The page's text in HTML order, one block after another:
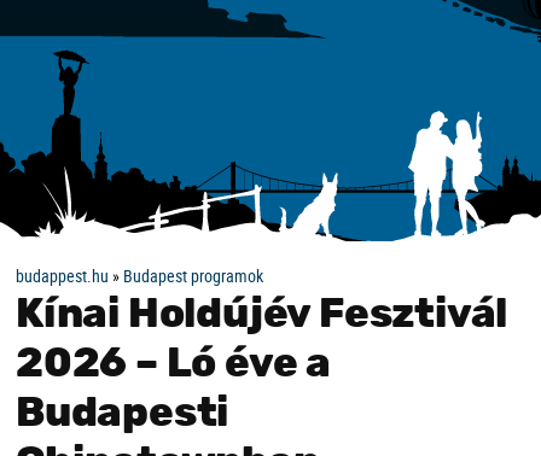
budappest.hu » Budapest programok
Kínai Holdújév Fesztivál
2026 – Ló éve a
Budapesti